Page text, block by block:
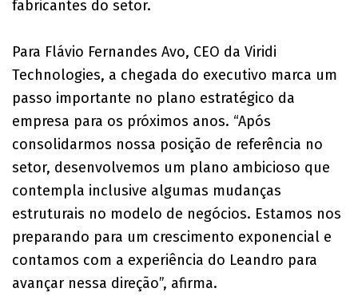
fabricantes do setor.
Para Flávio Fernandes Avo, CEO da Viridi
Technologies, a chegada do executivo marca um
passo importante no plano estratégico da
empresa para os próximos anos. “Após
consolidarmos nossa posição de referência no
setor, desenvolvemos um plano ambicioso que
contempla inclusive algumas mudanças
estruturais no modelo de negócios. Estamos nos
preparando para um crescimento exponencial e
contamos com a experiência do Leandro para
avançar nessa direção”, afirma.